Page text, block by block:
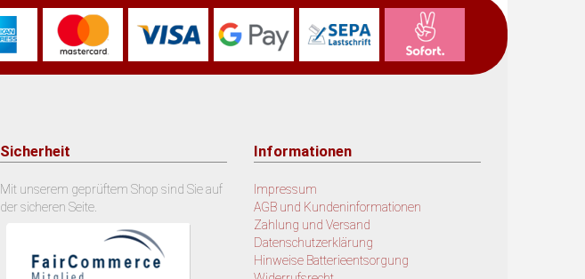
Sicherheit
Mit unserem geprüftem Shop sind Sie auf
der sicheren Seite.
Informationen
Impressum
AGB und Kundeninformationen
Zahlung und Versand
Datenschutzerklärung
Hinweise Batterieentsorgung